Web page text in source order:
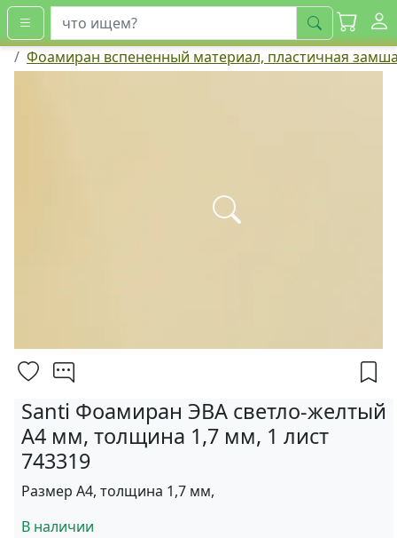
искать
Фоамиран вспененный материал, пластичная
Santi Фоамиран ЭВА светло-желтый
А4 мм, толщина 1,7 мм, 1 лист
743319
Размер А4, толщина 1,7 мм,
В наличии